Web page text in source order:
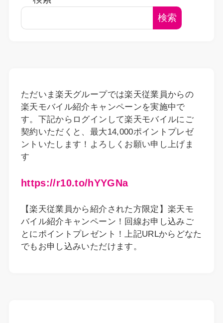
検索
ただいま楽天グループでは楽天従業員からの
楽天モバイル紹介キャンペーンを実施中で
す。下記からログインして楽天モバイルにご
契約いただくと、最大14,000ポイントプレゼ
ントいたします！よろしくお願い申し上げま
す
https://r10.to/hYYGNa
【楽天従業員から紹介された方限定】楽天モ
バイル紹介キャンペーン！回線お申し込みご
とにポイントプレゼント！上記URLからどなた
でもお申し込みいただけます。